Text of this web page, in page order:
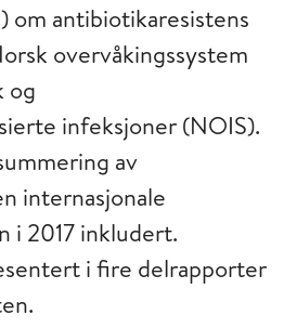
om antibiotikaresistens
overvåkingssystem
og
infeksjoner (NOIS).
av
internasjonale
i 2017 inkludert.
i fire delrapporter